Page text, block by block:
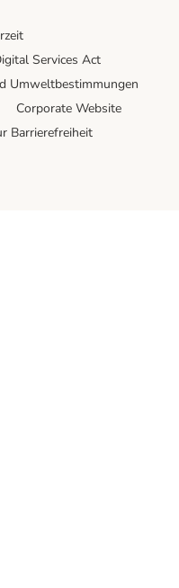
Services Act
Umweltbestimmungen
Corporate Website
Barrierefreiheit